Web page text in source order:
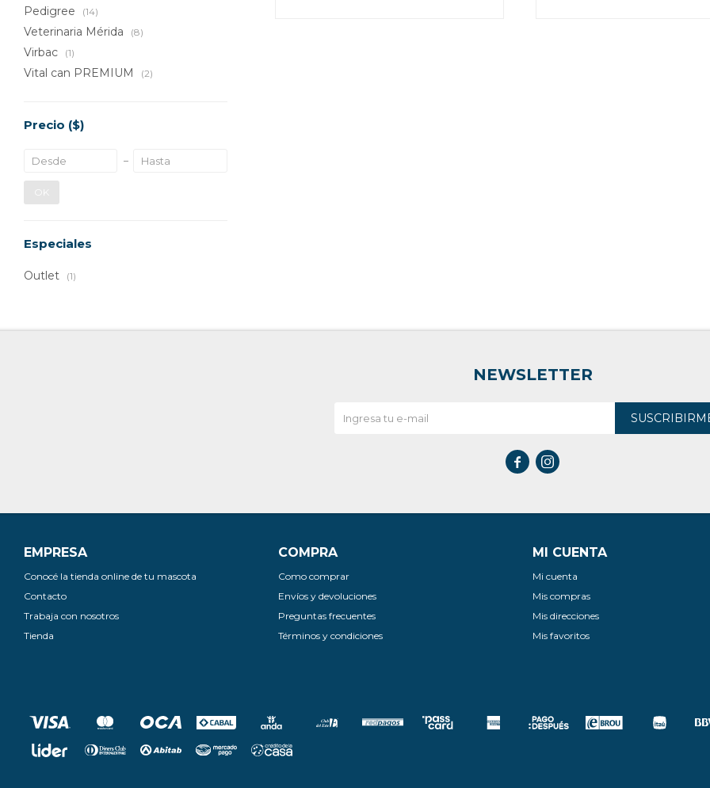
Pedigree (14)
Veterinaria Mérida (8)
Virbac (1)
Vital can PREMIUM (2)
Precio ($)
OK
Especiales
Outlet (1)
EMPRESA
Conocé la tienda online de tu mascota
Contacto
Trabaja con nosotros
Tienda
COMPRA
Como comprar
Envíos y devoluciones
Preguntas frecuentes
Términos y condiciones
MI CUENTA
Mi cuenta
Mis compras
Mis direcciones
Mis favoritos
NEWSLETTER
 